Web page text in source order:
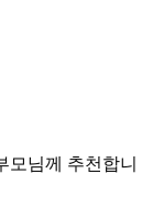
모님께 추천합니